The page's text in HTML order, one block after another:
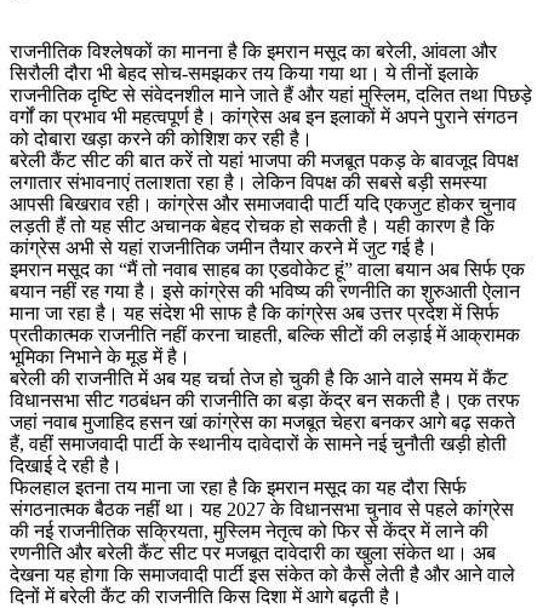
राजनीतिक विश्लेषकों का मानना है कि इमरान मसूद का बरेली, आंवला और
सिरौली दौरा भी बेहद सोच-समझकर तय किया गया था। ये तीनों इलाके
राजनीतिक दृष्टि से संवेदनशील माने जाते हैं और यहां मुस्लिम, दलित तथा पिछड़े
वर्गों का प्रभाव भी महत्वपूर्ण है। कांग्रेस अब इन इलाकों में अपने पुराने संगठन
को दोबारा खड़ा करने की कोशिश कर रही है।
बरेली कैंट सीट की बात करें तो यहां भाजपा की मजबूत पकड़ के बावजूद विपक्ष
लगातार संभावनाएं तलाशता रहा है। लेकिन विपक्ष की सबसे बड़ी समस्या
आपसी बिखराव रही। कांग्रेस और समाजवादी पार्टी यदि एकजुट होकर चुनाव
लड़ती हैं तो यह सीट अचानक बेहद रोचक हो सकती है। यही कारण है कि
कांग्रेस अभी से यहां राजनीतिक जमीन तैयार करने में जुट गई है।
इमरान मसूद का “मैं तो नवाब साहब का एडवोकेट हूं” वाला बयान अब सिर्फ एक
बयान नहीं रह गया है। इसे कांग्रेस की भविष्य की रणनीति का शुरुआती ऐलान
माना जा रहा है। यह संदेश भी साफ है कि कांग्रेस अब उत्तर प्रदेश में सिर्फ
प्रतीकात्मक राजनीति नहीं करना चाहती, बल्कि सीटों की लड़ाई में आक्रामक
भूमिका निभाने के मूड में है।
बरेली की राजनीति में अब यह चर्चा तेज हो चुकी है कि आने वाले समय में कैंट
विधानसभा सीट गठबंधन की राजनीति का बड़ा केंद्र बन सकती है। एक तरफ
जहां नवाब मुजाहिद हसन खां कांग्रेस का मजबूत चेहरा बनकर आगे बढ़ सकते
हैं, वहीं समाजवादी पार्टी के स्थानीय दावेदारों के सामने नई चुनौती खड़ी होती
दिखाई दे रही है।
फिलहाल इतना तय माना जा रहा है कि इमरान मसूद का यह दौरा सिर्फ
संगठनात्मक बैठक नहीं था। यह 2027 के विधानसभा चुनाव से पहले कांग्रेस
की नई राजनीतिक सक्रियता, मुस्लिम नेतृत्व को फिर से केंद्र में लाने की
रणनीति और बरेली कैंट सीट पर मजबूत दावेदारी का खुला संकेत था। अब
देखना यह होगा कि समाजवादी पार्टी इस संकेत को कैसे लेती है और आने वाले
दिनों में बरेली कैंट की राजनीति किस दिशा में आगे बढ़ती है।